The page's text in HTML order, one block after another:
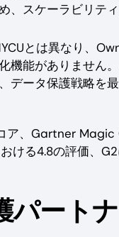
、スケーラビリテ
とは異なり、
機能がありません
データ保護戦略を
ア、Gartner
る4.8の評価、
パート